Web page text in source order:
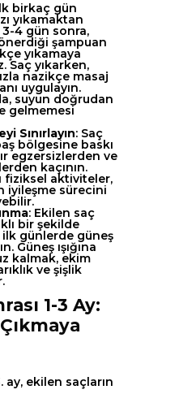
birkaç gün
yıkamaktan
3-4 gün sonra,
şampuan
yıkamaya
Saç yıkarken,
nazikçe masaj
uygulayın.
suyun doğrudan
gelmemesi
Sınırlayın: Saç
bölgesine baskı
egzersizlerden ve
kaçının.
fiziksel aktiviteler,
iyileşme sürecini
: Ekilen saç
bir şekilde
günlerde güneş
Güneş ışığına
kalmak, ekim
ve şişlik
1-3 Ay:
ay, ekilen saçların